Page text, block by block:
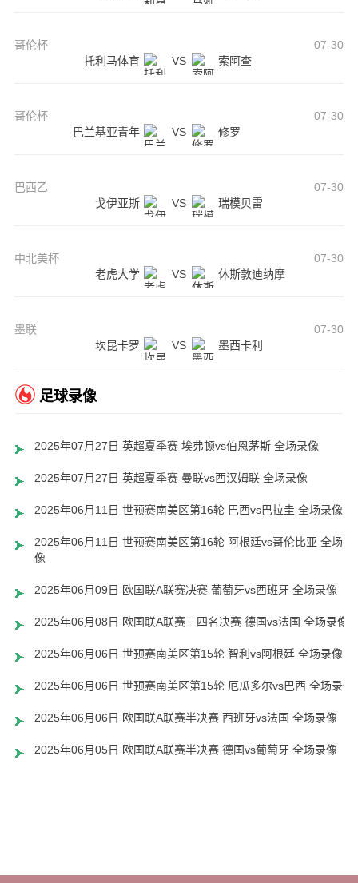
哥伦杯
07-30
托利马体育
VS 索阿查
哥伦杯
07-30
巴兰基亚青年
VS 修罗
巴西乙
07-30
戈伊亚斯
VS 瑞模贝雷
中北美杯
07-30
老虎大学
VS 休斯敦迪纳摩
墨联
07-30
坎昆卡罗
VS 墨西卡利
足球录像
2025年07月27日 英超夏季赛 埃弗顿vs伯恩茅斯 全场录像
2025年07月27日 英超夏季赛 曼联vs西汉姆联 全场录像
2025年06月11日 世预赛南美区第16轮 巴西vs巴拉圭 全场录像
2025年06月11日 世预赛南美区第16轮 阿根廷vs哥伦比亚 全场录
像
2025年06月09日 欧国联A联赛决赛 葡萄牙vs西班牙 全场录像
2025年06月08日 欧国联A联赛三四名决赛 德国vs法国 全场录像
2025年06月06日 世预赛南美区第15轮 智利vs阿根廷 全场录像
2025年06月06日 世预赛南美区第15轮 厄瓜多尔vs巴西 全场录像
2025年06月06日 欧国联A联赛半决赛 西班牙vs法国 全场录像
2025年06月05日 欧国联A联赛半决赛 德国vs葡萄牙 全场录像